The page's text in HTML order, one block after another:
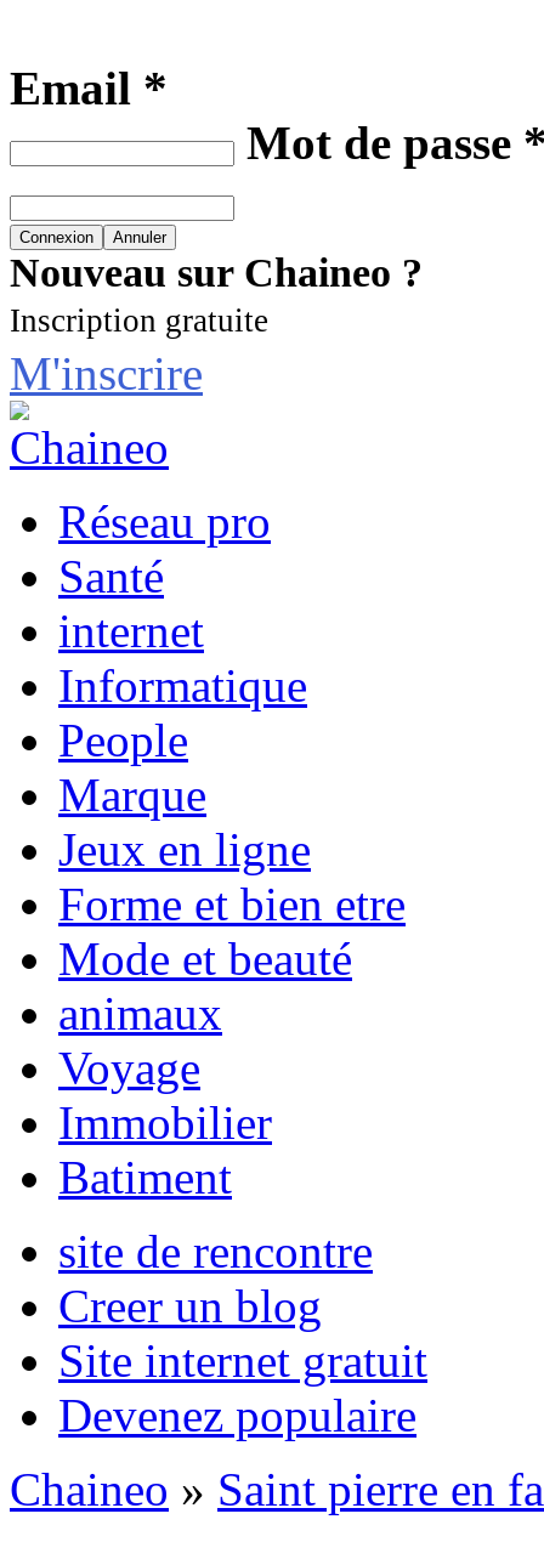
Email *
Mot de passe
Nouveau sur Chaineo ?
Inscription gratuite
M'inscrire
Réseau pro
Santé
internet
Informatique
People
Marque
Jeux en ligne
Forme et bien etre
Mode et beauté
animaux
Voyage
Immobilier
Batiment
site de rencontre
Creer un blog
Site internet gratuit
Devenez populaire
Chaineo » Saint pierre en